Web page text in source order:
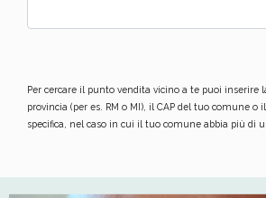
Per cercare il punto vendita vicino a te puoi inserire
provincia (per es. RM o MI), il CAP del tuo comune o
specifica, nel caso in cui il tuo comune abbia più di